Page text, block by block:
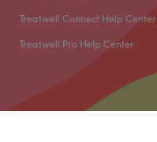
Treatwell Connect Help Center
Treatwell Pro Help Center